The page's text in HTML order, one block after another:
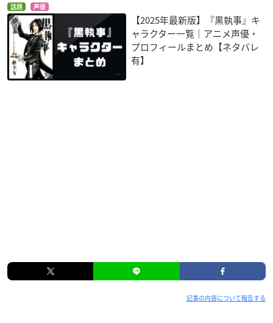
話題 声優
【2025年最新版】『黒執事』キ
ャラクター一覧｜アニメ声優・
プロフィールまとめ【ネタバレ
有】
記事の内容について報告する